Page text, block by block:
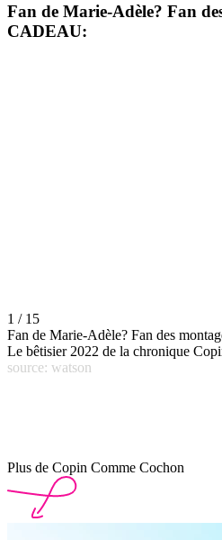
Fan de Marie-Adèle? Fan
CADEAU:
1 / 15
Fan de Marie-Adèle? Fan des
Le bêtisier 2022 de la chronique
source: watson
Plus de Copin Comme Cochon